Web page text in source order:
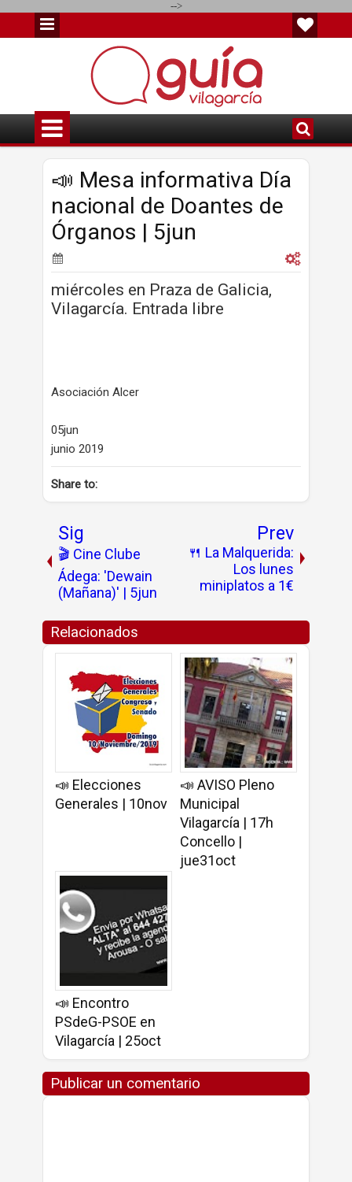
-->
📣 Mesa informativa Día
nacional de Doantes de
Órganos | 5jun
miércoles en Praza de Galicia,
Vilagarcía. Entrada libre
Asociación Alcer
05jun
junio 2019
Share to:
Sig
🎬 Cine Clube
Ádega: 'Dewain
(Mañana)' | 5jun
Prev
🍴 La Malquerida:
Los lunes
miniplatos a 1€
Relacionados
📣 Elecciones
Generales | 10nov
📣 AVISO Pleno
Municipal
Vilagarcía | 17h
Concello |
jue31oct
📣 Encontro
PSdeG-PSOE en
Vilagarcía | 25oct
Publicar un comentario